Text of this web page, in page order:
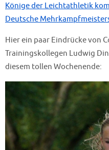
Könige der Leichtathletik
Deutsche
Hier ein paar Eindrücke von
Trainingskollegen Ludwig
diesem tollen Wochenende: